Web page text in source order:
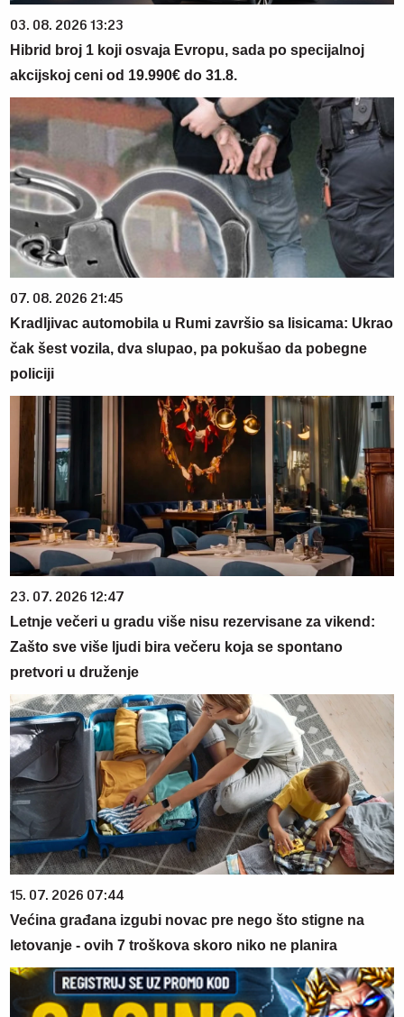
03. 08. 2026 13:23
Hibrid broj 1 koji osvaja Evropu, sada po specijalnoj
akcijskoj ceni od 19.990€ do 31.8.
07. 08. 2026 21:45
Kradljivac automobila u Rumi završio sa lisicama: Ukrao
čak šest vozila, dva slupao, pa pokušao da pobegne
policiji
23. 07. 2026 12:47
Letnje večeri u gradu više nisu rezervisane za vikend:
Zašto sve više ljudi bira večeru koja se spontano
pretvori u druženje
15. 07. 2026 07:44
Većina građana izgubi novac pre nego što stigne na
letovanje - ovih 7 troškova skoro niko ne planira